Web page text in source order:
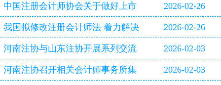
评估报告
中国注册会计师协会关于做好上市
公司2025年年报审计工作的通知
2026-02-26
我国拟修改注册会计师法 着力解决
审计造假等行业突出问题
2026-02-26
河南注协与山东注协开展系列交流
活动
2026-02-03
河南注协召开相关会计师事务所集 2026-02-03